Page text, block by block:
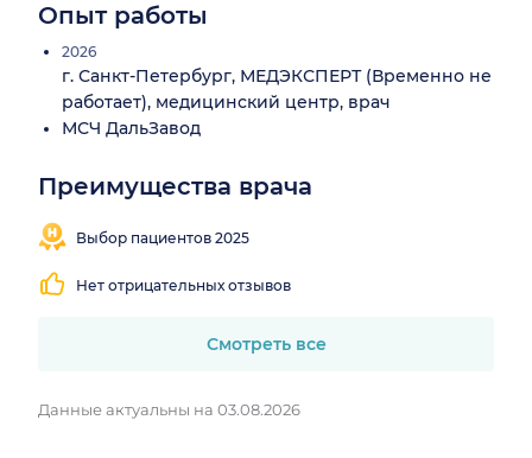
Опыт работы
2026
г. Санкт-Петербург, МЕДЭКСПЕРТ (Временно не
работает), медицинский центр, врач
МСЧ ДальЗавод
Преимущества врача
Выбор пациентов 2025
Нет отрицательных отзывов
Смотреть все
Данные актуальны на 03.08.2026